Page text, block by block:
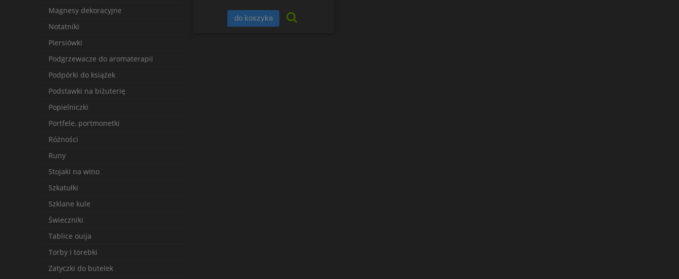
Magnesy dekoracyjne
Notatniki
Piersiówki
Podgrzewacze do aromaterapii
Podpórki do książek
Podstawki na biżuterię
Popielniczki
Portfele, portmonetki
Różności
Runy
Stojaki na wino
Szkatułki
Szklane kule
Świeczniki
Tablice ouija
Torby i torebki
Zatyczki do butelek
do koszyka